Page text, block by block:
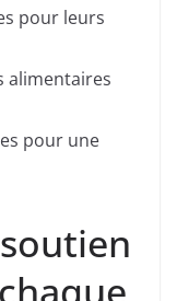
pour leurs
alimentaires
pour une